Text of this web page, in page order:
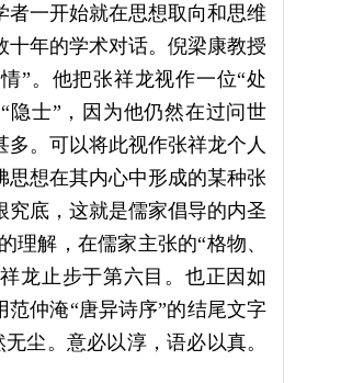
者一开始就在思想取向和思维
十年的学术对话。倪梁康教授
”。他把张祥龙视作一位“处
隐士”，因为他仍然在过问世
。可以将此视作张祥龙个人
想在其内心中形成的某种张
底，这就是儒家倡导的内圣
解，在儒家主张的“格物、
龙止步于第六目。也正因如
范仲淹“唐异诗序”的结尾文字
尘。意必以淳，语必以真。